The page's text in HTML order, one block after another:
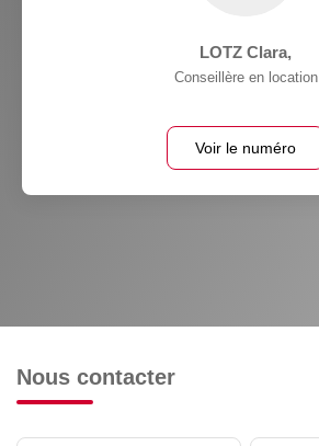
LOTZ Clara,
Conseillère en location
Voir le numéro
Nous contacter